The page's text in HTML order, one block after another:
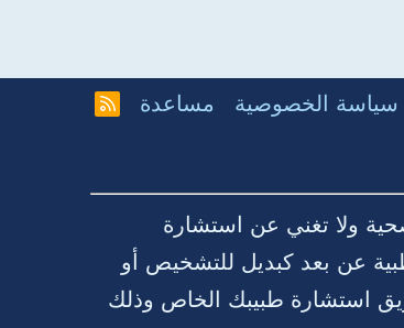
سياسة الخصوصية مساعدة
ولا تغني عن استشارة
عن بعد كبديل للتشخيص أو
استشارة طبيبك الخاص وذلك